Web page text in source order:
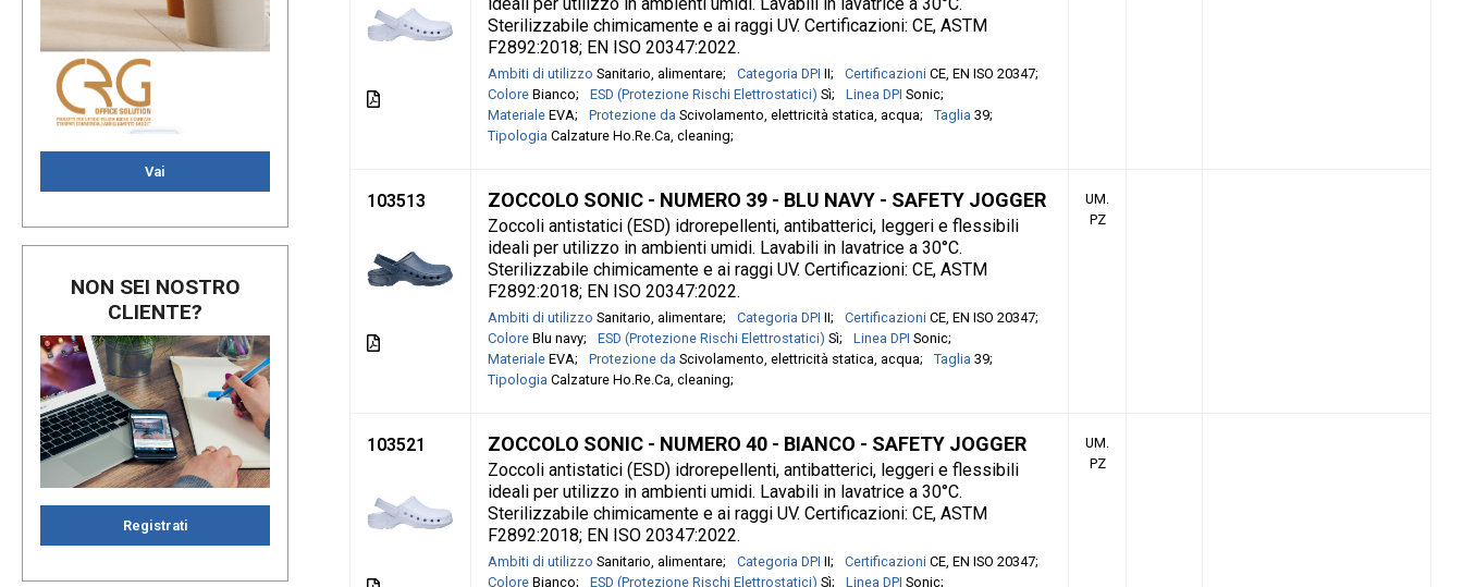
Vai
NON SEI NOSTRO
CLIENTE?
Registrati
Sterilizzabile chimicamente e ai raggi UV. Certificazioni: CE, ASTM
F2892:2018; EN ISO 20347:2022.
Ambiti di utilizzo Sanitario, alimentare Categoria DPI II Certificazioni CE, EN ISO 20347
Colore Bianco ESD (Protezione Rischi Elettrostatici) Sì Linea DPI Sonic
Materiale EVA Protezione da Scivolamento, elettricità statica, acqua Taglia 39
Tipologia Calzature Ho.Re.Ca, cleaning
103513 ZOCCOLO SONIC - NUMERO 39 - BLU NAVY - SAFETY JOGGER
Zoccoli antistatici (ESD) idrorepellenti, antibatterici, leggeri e flessibili
ideali per utilizzo in ambienti umidi. Lavabili in lavatrice a 30°C.
Sterilizzabile chimicamente e ai raggi UV. Certificazioni: CE, ASTM
F2892:2018; EN ISO 20347:2022.
Ambiti di utilizzo Sanitario, alimentare Categoria DPI II Certificazioni CE, EN ISO 20347
Colore Blu navy ESD (Protezione Rischi Elettrostatici) Sì Linea DPI Sonic
Materiale EVA Protezione da Scivolamento, elettricità statica, acqua Taglia 39
Tipologia Calzature Ho.Re.Ca, cleaning
UM.
PZ
103521 ZOCCOLO SONIC - NUMERO 40 - BIANCO - SAFETY JOGGER
Zoccoli antistatici (ESD) idrorepellenti, antibatterici, leggeri e flessibili
ideali per utilizzo in ambienti umidi. Lavabili in lavatrice a 30°C.
Sterilizzabile chimicamente e ai raggi UV. Certificazioni: CE, ASTM
F2892:2018; EN ISO 20347:2022.
Ambiti di utilizzo Sanitario, alimentare Categoria DPI II Certificazioni CE, EN ISO 20347
Colore Bianco ESD (Protezione Rischi Elettrostatici) Sì Linea DPI Sonic
UM.
PZ